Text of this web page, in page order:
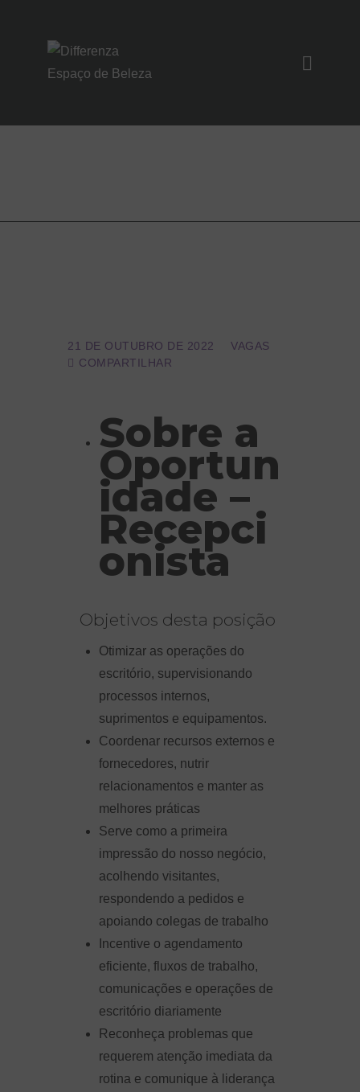
SOBRE NÓS
NOIVAS/EVENTO
21 DE OUTUBRO DE 2022
VAGAS
COMPARTILHAR
Sobre a
Oportun
idade –
Recepci
onista
Objetivos desta posição
Otimizar as operações do
escritório, supervisionando
processos internos,
suprimentos e equipamentos.
Coordenar recursos externos e
fornecedores, nutrir
relacionamentos e manter as
melhores práticas
Serve como a primeira
impressão do nosso negócio,
acolhendo visitantes,
respondendo a pedidos e
apoiando colegas de trabalho
Incentive o agendamento
eficiente, fluxos de trabalho,
comunicações e operações de
escritório diariamente
Reconheça problemas que
requerem atenção imediata da
rotina e comunique à liderança